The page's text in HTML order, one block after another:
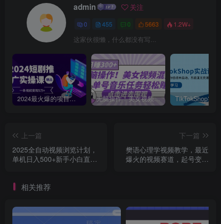
admin 关注
0 455 0 5663 1.2W+
这家伙很懒，什么都没有写...
2024最火爆的项目短剧推广实操课，一条视频变现5万+【附软件工具】 无脑操作！美女视频混剪，单号音乐任务轻松日入3张+
上一篇
2025全自动视频浏览计划，
单机日入500+新手小白直接
下一篇
樊语心理学视频教学，最近
爆火的视频赛道，起号变现
相关推荐